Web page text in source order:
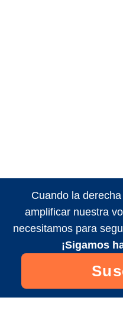
Cuando la
amplificar nuestra
necesitamos para
¡Sigamos